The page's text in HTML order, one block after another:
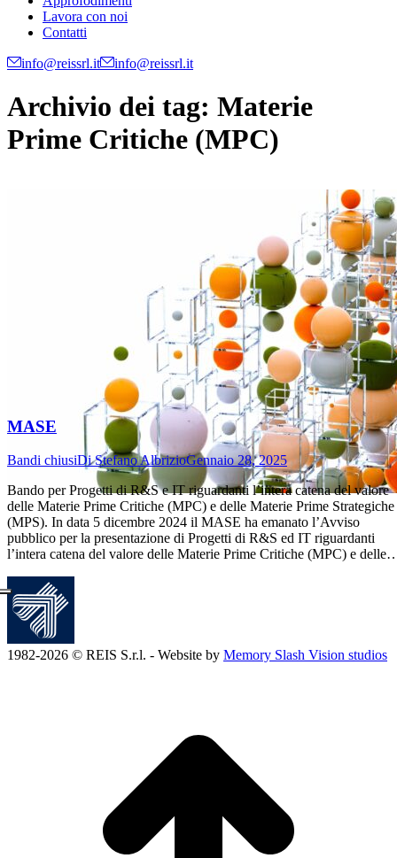
Lavora con noi
Contatti
info@reissrl.it info@reissrl.it
Archivio dei tag: Materie
Prime Critiche (MPC)
MASE
Bandi chiusiDiStefano AlbrizioGennaio 28, 2025
Bando per Progetti di R&S e IT riguardanti l’intera catena del valore
delle Materie Prime Critiche (MPC) e delle Materie Prime Strategiche
(MPS). In data 5 dicembre 2024 il MASE ha emanato l’Avviso
pubblico per la presentazione di Progetti di R&S ed IT riguardanti
l’intera catena del valore delle Materie Prime Critiche (MPC) e
1982-2026 © REIS S.r.l. - Website by Memory Slash Vision studios